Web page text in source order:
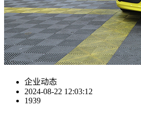
企业动态
2024-08-22 12:03:12
1939